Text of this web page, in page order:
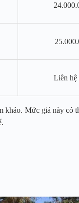
Liên hệ
khảo. Mức giá này có